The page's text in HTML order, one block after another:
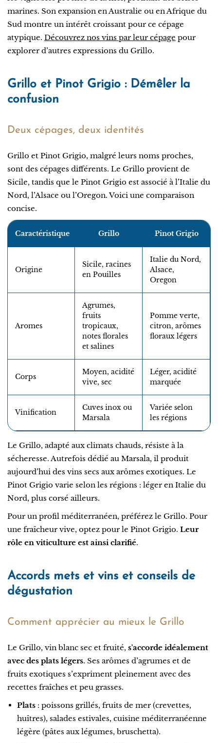
marines. Son expansion en Australie ou en Afrique du
Sud montre un intérêt croissant pour ce cépage
atypique. Découvrez nos vins par leur cépage pour
explorer d’autres expressions du Grillo.
Grillo et Pinot Grigio : Démêler la
confusion
Deux cépages, deux identités
Grillo et Pinot Grigio, malgré leurs noms proches,
sont des cépages différents. Le Grillo provient de
Sicile, tandis que le Pinot Grigio est associé à l’Italie du
Nord, l’Alsace ou l’Oregon. Voici une comparaison
concise.
Caractéristique Grillo Pinot Grigio
Origine
Sicile, racines
en Pouilles
Italie du Nord,
Alsace,
Oregon
Aromes
Agrumes,
fruits
tropicaux,
notes florales
et salines
Pomme verte,
citron, arômes
floraux légers
Corps
Moyen, acidité
vive, sec
Léger, acidité
marquée
Vinification
Cuves inox ou
Marsala
Variée selon
les régions
Le Grillo, adapté aux climats chauds, résiste à la
sécheresse. Autrefois dédié au Marsala, il produit
aujourd’hui des vins secs aux arômes exotiques. Le
Pinot Grigio varie selon les régions : léger en Italie du
Nord, plus corsé ailleurs.
Pour un profil méditerranéen, préférez le Grillo. Pour
une fraîcheur vive, optez pour le Pinot Grigio. Leur
rôle en viticulture est ainsi clarifié.
Accords mets et vins et conseils de
dégustation
Comment apprécier au mieux le Grillo
Le Grillo, vin blanc sec et fruité, s'accorde idéalement
avec des plats légers. Ses arômes d’agrumes et de
fruits exotiques s’expriment pleinement avec des
recettes fraîches et peu grasses.
Plats : poissons grillés, fruits de mer (crevettes,
huîtres), salades estivales, cuisine méditerranéenne
légère (pâtes aux légumes, bruschetta).